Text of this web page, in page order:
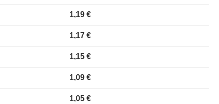
1,19 €
1,17 €
1,15 €
1,09 €
1,05 €